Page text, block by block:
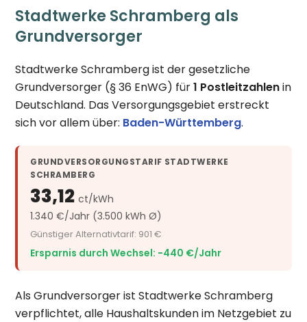
Stadtwerke Schramberg als
Grundversorger
Stadtwerke Schramberg ist der gesetzliche
Grundversorger (§ 36 EnWG) für1 Postleitzahlenin
Deutschland. Das Versorgungsgebiet erstreckt
sich vor allem über: Baden-Württemberg.
GRUNDVERSORGUNGSTARIF STADTWERKE
SCHRAMBERG
33,12ct/kWh
1.340 €/Jahr (3.500 kWh Ø)
Günstiger Alternativtarif: 901 €
Ersparnis durch Wechsel: −440 €/Jahr
Als Grundversorger ist Stadtwerke Schramberg
verpflichtet, alle Haushaltskunden im Netzgebiet zu